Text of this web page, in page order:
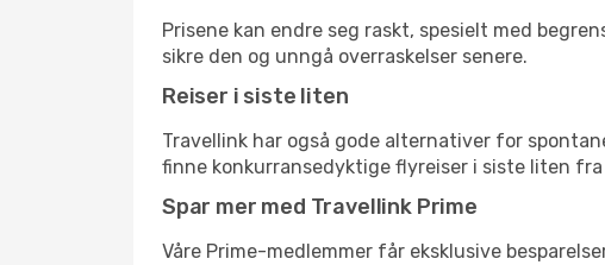
Prisene kan endre seg raskt, spesielt med
sikre den og unngå overraskelser senere.
Reiser i siste liten
Travellink har også gode alternativer for
finne konkurransedyktige flyreiser i siste liten
Spar mer med Travellink Prime
Våre Prime-medlemmer får eksklusive